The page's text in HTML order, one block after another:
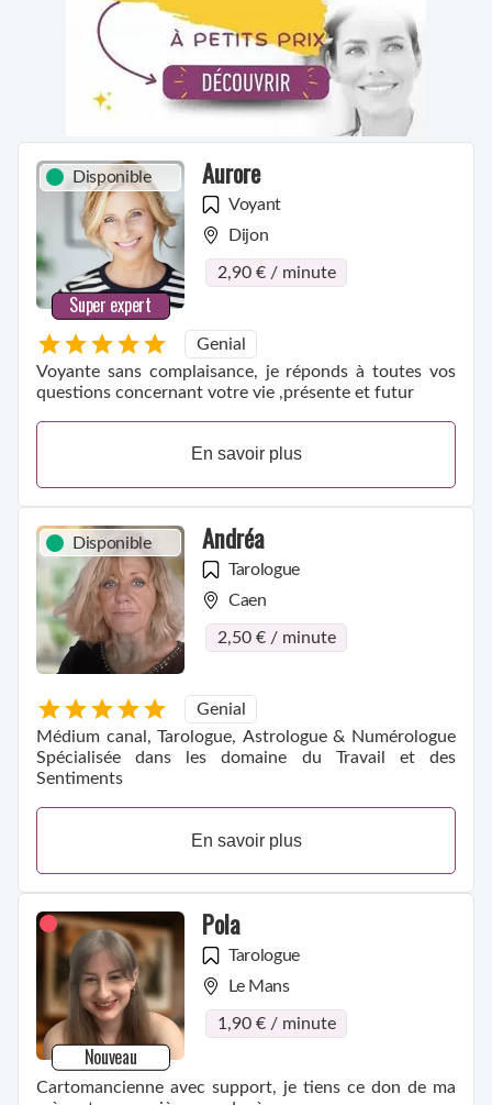
Disponible
Super expert
Aurore
Voyant
Dijon
2,90 € / minute
Genial
Voyante sans complaisance, je réponds à toutes vos
questions concernant votre vie ,présente et futur
En savoir plus
Disponible Andréa
Tarologue
Caen
2,50 € / minute
Genial
Médium canal, Tarologue, Astrologue & Numérologue
Spécialisée dans les domaine du Travail et des
Sentiments
En savoir plus
Nouveau
Pola
Tarologue
Le Mans
1,90 € / minute
Cartomancienne avec support, je tiens ce don de ma